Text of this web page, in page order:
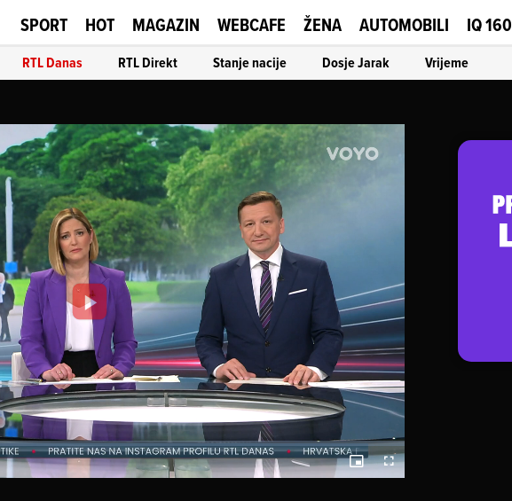
SPORT HOT MAGAZIN WEBCAFE ŽENA AUTOMOBILI IQ 160
RTL Danas RTL Direkt Stanje nacije Dosje Jarak Vrijeme
Play
Video
Picture-
in-
Fullscreen